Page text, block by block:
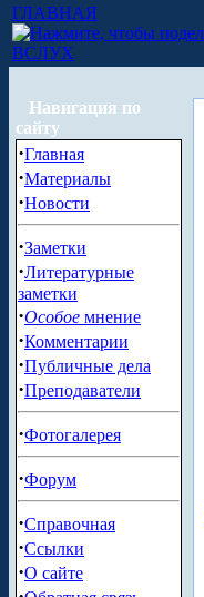
ГЛАВНАЯ
ВСЛУХ
Навигация по
сайту
·Главная
·Материалы
·Новости
·Заметки
·Литературные
заметки
·Особое мнение
·Комментарии
·Публичные дела
·Преподаватели
·Фотогалерея
·Форум
·Справочная
·Ссылки
·О сайте